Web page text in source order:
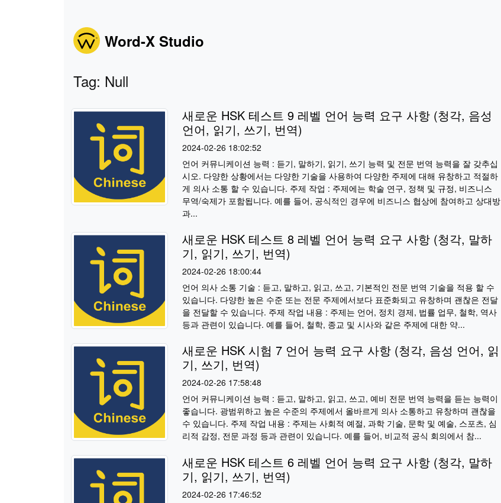
Word-X Studio
Tag: Null
새로운 HSK 테스트 9 레벨 언어 능력 요구 사항 (청각, 음성
언어, 읽기, 쓰기, 번역)
2024-02-26 18:02:52
언어 커뮤니케이션 능력 : 듣기, 말하기, 읽기, 쓰기 능력 및 전문 번역 능력을 잘 갖추십
시오. 다양한 상황에서는 다양한 기술을 사용하여 다양한 주제에 대해 유창하고 적절하
게 의사 소통 할 수 있습니다. 주제 작업 : 주제에는 학술 연구, 정책 및 규정, 비즈니스
무역/숙제가 포함됩니다. 예를 들어, 공식적인 경우에 비즈니스 협상에 참여하고 상대방
과...
새로운 HSK 테스트 8 레벨 언어 능력 요구 사항 (청각, 말하
기, 읽기, 쓰기, 번역)
2024-02-26 18:00:44
언어 의사 소통 기술 : 듣고, 말하고, 읽고, 쓰고, 기본적인 전문 번역 기술을 적용 할 수
있습니다. 다양한 높은 수준 또는 전문 주제에서보다 표준화되고 유창하며 괜찮은 전달
을 전달할 수 있습니다. 주제 작업 내용 : 주제는 언어, 정치 경제, 법률 업무, 철학, 역사
등과 관련이 있습니다. 예를 들어, 철학, 종교 및 시사와 같은 주제에 대한 약...
새로운 HSK 시험 7 언어 능력 요구 사항 (청각, 음성 언어, 읽
기, 쓰기, 번역)
2024-02-26 17:58:48
언어 커뮤니케이션 능력 : 듣고, 말하고, 읽고, 쓰고, 예비 전문 번역 능력을 듣는 능력이
좋습니다. 광범위하고 높은 수준의 주제에서 올바르게 의사 소통하고 유창하며 괜찮을
수 있습니다. 주제 작업 내용 : 주제는 사회적 예절, 과학 기술, 문학 및 예술, 스포츠, 심
리적 감정, 전문 과정 등과 관련이 있습니다. 예를 들어, 비교적 공식 회의에서 참...
새로운 HSK 테스트 6 레벨 언어 능력 요구 사항 (청각, 말하
기, 읽기, 쓰기, 번역)
2024-02-26 17:46:52